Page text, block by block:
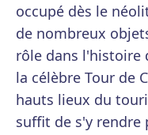
occupé dès le
de nombreux
rôle dans l'histoire
la célèbre Tour de
hauts lieux du
suffit de s'y rendre